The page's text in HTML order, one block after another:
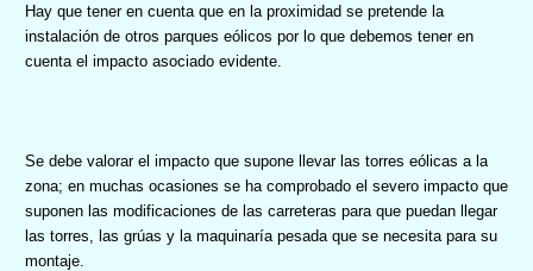
Hay que tener en cuenta que en la proximidad se pretende la
instalación de otros parques eólicos por lo que debemos tener en
cuenta el impacto asociado evidente.
Se debe valorar el impacto que supone llevar las torres eólicas a la
zona; en muchas ocasiones se ha comprobado el severo impacto que
suponen las modificaciones de las carreteras para que puedan llegar
las torres, las grúas y la maquinaría pesada que se necesita para su
montaje.